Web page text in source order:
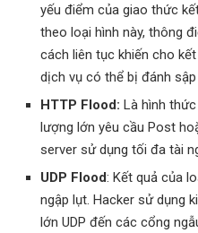
yếu điểm của giao thức
theo loại hình này, thông
cách liên tục khiến cho
dịch vụ có thể bị đánh sập
HTTP Flood: Là hình
lượng lớn yêu cầu Post
server sử dụng tối đa tài
UDP Flood: Kết quả của
ngập lụt. Hacker sử dụng
lớn UDP đến các cổng